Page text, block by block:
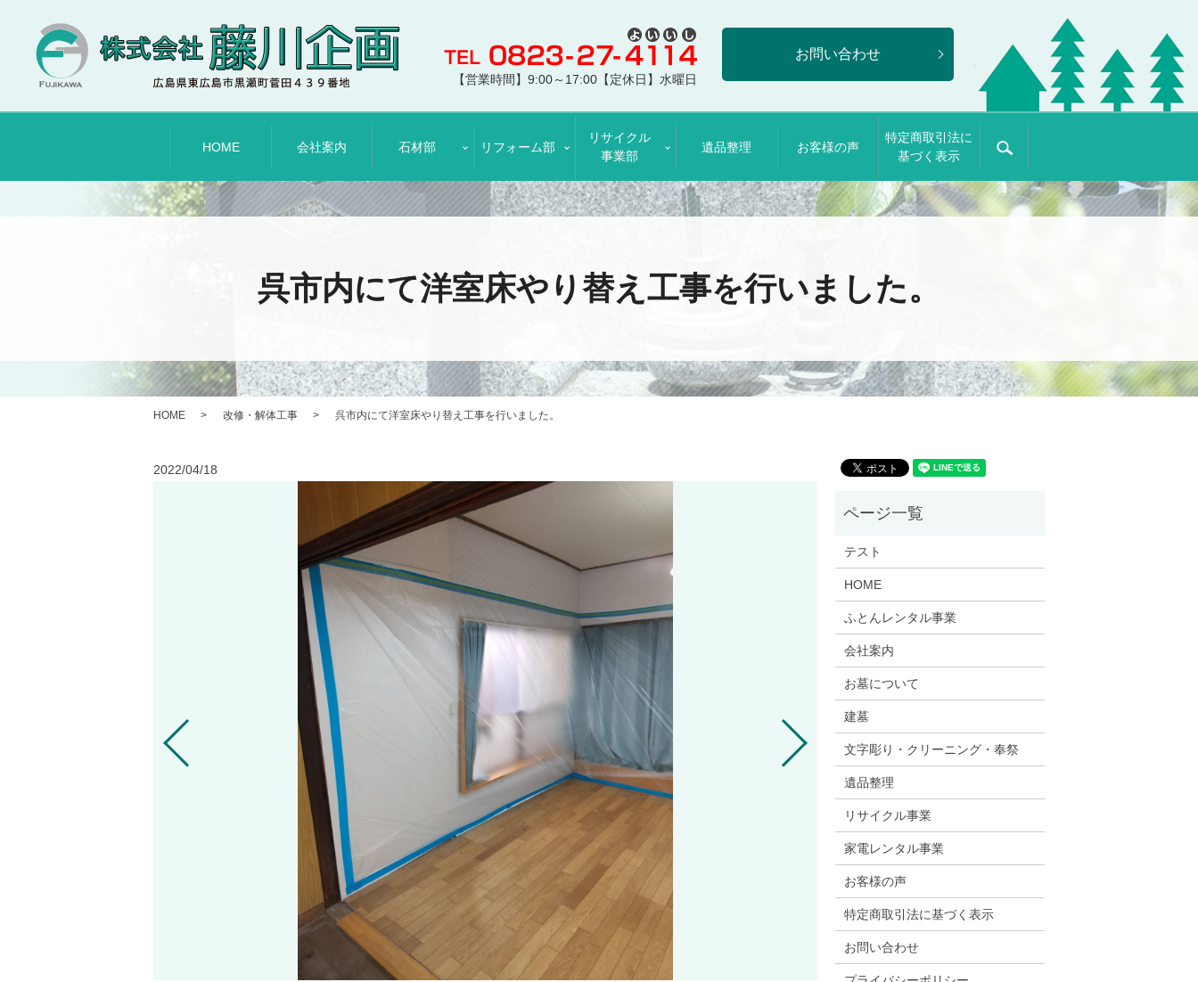
【営業時間】9:00～17:00【定休日】水曜日
お問い合わせ
HOME 会社案内 石材部 リフォーム部
リサイクル
事業部
遺品整理 お客様の声
特定商取引法に
基づく表示
呉市内にて洋室床やり替え工事を行いました。
HOME 改修・解体工事 呉市内にて洋室床やり替え工事を行いました。
2022/04/18
テスト
HOME
ふとんレンタル事業
会社案内
お墓について
建墓
文字彫り・クリーニング・奉祭
遺品整理
リサイクル事業
家電レンタル事業
お客様の声
特定商取引法に基づく表示
お問い合わせ